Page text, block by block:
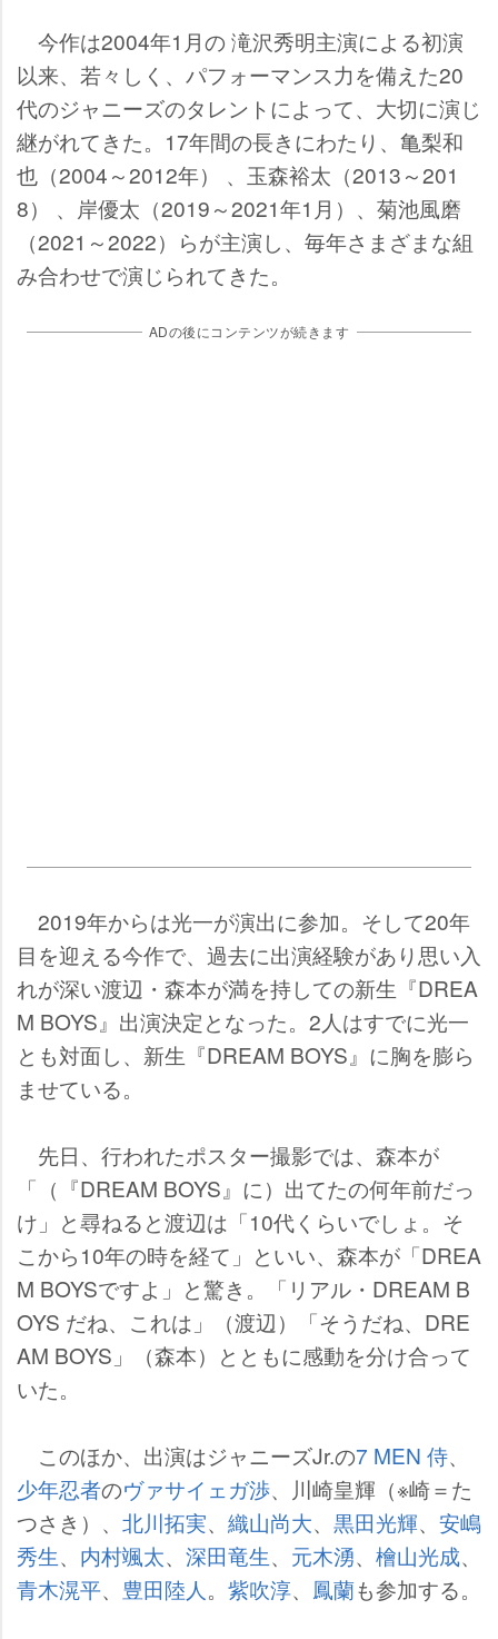
今作は2004年1月の 滝沢秀明主演による初演
以来、若々しく、パフォーマンス力を備えた20
代のジャニーズのタレントによって、大切に演じ
継がれてきた。17年間の長きにわたり、亀梨和
也（2004～2012年） 、玉森裕太（2013～201
8） 、岸優太（2019～2021年1月）、菊池風磨
（2021～2022）らが主演し、毎年さまざまな組
み合わせで演じられてきた。
ADの後にコンテンツが続きます
2019年からは光一が演出に参加。そして20年
目を迎える今作で、過去に出演経験があり思い入
れが深い渡辺・森本が満を持しての新生『DREA
M BOYS』出演決定となった。2人はすでに光一
とも対面し、新生『DREAM BOYS』に胸を膨ら
ませている。
先日、行われたポスター撮影では、森本が
「（『DREAM BOYS』に）出てたの何年前だっ
け」と尋ねると渡辺は「10代くらいでしょ。そ
こから10年の時を経て」といい、森本が「DREA
M BOYSですよ」と驚き。「リアル・DREAM B
OYS だね、これは」（渡辺）「そうだね、DRE
AM BOYS」（森本）とともに感動を分け合って
いた。
このほか、出演はジャニーズJr.の7 MEN 侍、
少年忍者のヴァサイェガ渉、川崎皇輝（※崎＝た
つさき）、 北川拓実、 織山尚大、 黒田光輝、 安嶋
秀生、 内村颯太、 深田竜生、 元木湧、 檜山光成、
青木滉平、 豊田陸人 。 紫吹淳、 鳳蘭も参加する。